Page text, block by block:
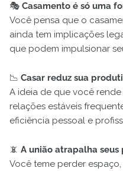
🎭 Casamento é só uma
Você pensa que o
ainda tem implicações
que podem impulsionar
📉 Casar reduz sua
A ideia de que você
relações estáveis
eficiência pessoal e
📵 A união atrapalha seus
Você teme perder